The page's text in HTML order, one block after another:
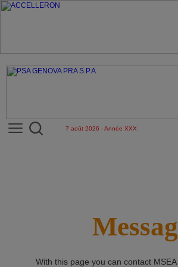
7 août 2026 - Année XXX
With this page you can contact MSEA